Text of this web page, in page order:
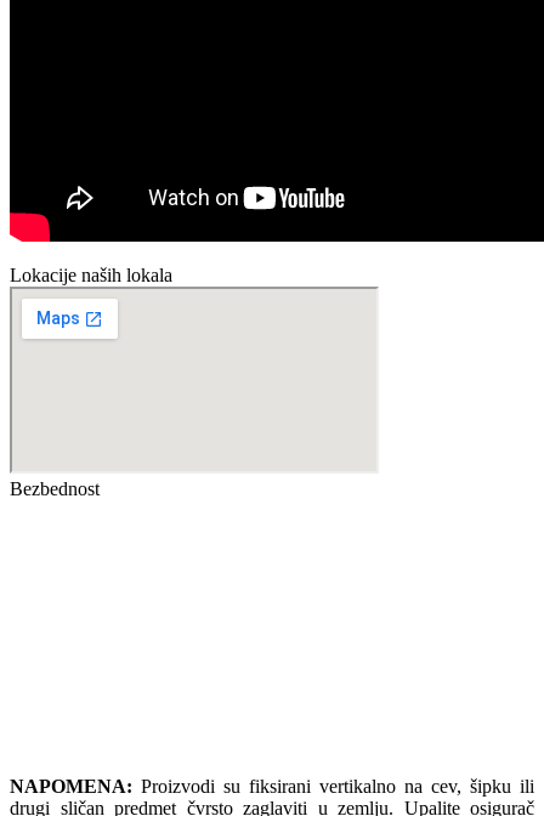
Lokacije naših lokala
Bezbednost
NAPOMENA: Proizvodi su fiksirani vertikalno na cev, šipku ili
drugi sličan predmet čvrsto zaglaviti u zemlju. Upalite osigurač